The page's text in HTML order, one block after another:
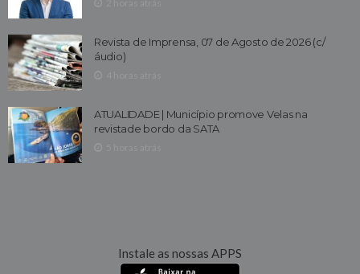
Revista de Imprensa, 07 de Agosto de 2026 (c/
áudio)
ATUALIDADE | Município promove Velas na
revistade bordo da SATA
Instale as nossas APPS